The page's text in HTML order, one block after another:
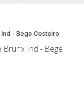
- Bege Costeiro
Brunx Ind - Bege